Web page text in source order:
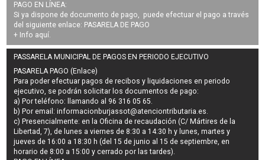
PAGO EN LÍNEA:
Si ya dispone de documento de pago, puede efectuar el pago a través
del siguiente enlace: PASARELA DE PAGO
+ Info aquí.
PASSARELA MUNICIPAL DE PAGOS EN PERIODO EJECUTIVO
PASARELA PAGO (Enlace)
Para poder efectuar pagos derecibos y liquidaciones en periodo
ejecutivo, se podrán solicitar los documentos de pago:
a) Por teléfono: llamando al 96 316 05 65.
b) Por email:informacionburjassot@atenciontributaria.es.
c) Presencialmente: en la Oficina de recaudación (C/ Mártires de la
Libertad, 7), de lunes a viernes de 8:30 a 14:30 h y lunes, martes y
jueves de 16:00 a 18:30 h (del 15 de junio al 15 de septiembre, en
horario de 8:00 a 15:00 y cerrado por las tardes).